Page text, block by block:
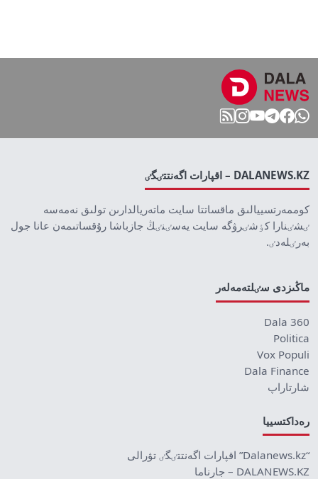
DALANEWS.KZ – اقپارات اگەنتتٸگٸ
كوممەرتسييالىق ماقساتتا سايت ماتەريالدارىن تولىق نەمەسە
ٸشٸنارا كٶشٸرۋگە سايت يەسٸنٸڭ جازباشا رۇقساتىمەن عانا جول
بەرٸلەدٸ.
ماڭىزدى سٸلتەمەلەر
Dala 360
Politica
Vox Populi
Dala Finance
شارتاراپ
رەداكتسييا
“Dalanews.kz” اقپارات اگەنتتٸگٸ تۋرالى
DALANEWS.KZ – جارناما